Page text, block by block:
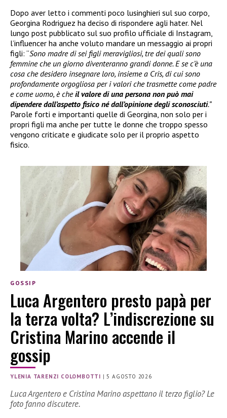
Dopo aver letto i commenti poco lusinghieri sul suo corpo,
Georgina Rodriguez ha deciso di rispondere agli hater. Nel
lungo post pubblicato sul suo profilo ufficiale di Instagram,
l’influencer ha anche voluto mandare un messaggio ai propri
figli: “Sono madre di sei figli meravigliosi, tre dei quali sono
femmine che un giorno diventeranno grandi donne. E se c’è una
cosa che desidero insegnare loro, insieme a Cris, di cui sono
profondamente orgogliosa per i valori che trasmette come padre
e come uomo, è cheil valore di una persona non può mai
dipendere dall’aspetto fisico né dall’opinione degli sconosciuti.”
Parole forti e importanti quelle di Georgina, non solo per i
propri figli ma anche per tutte le donne che troppo spesso
vengono criticate e giudicate solo per il proprio aspetto
fisico.
GOSSIP
Luca Argentero presto papà per
la terza volta? L’indiscrezione su
Cristina Marino accende il
gossip
YLENIA TARENZI COLOMBOTTI |5 AGOSTO 2026
Luca Argentero e Cristina Marino aspettano il terzo figlio? Le
foto fanno discutere.